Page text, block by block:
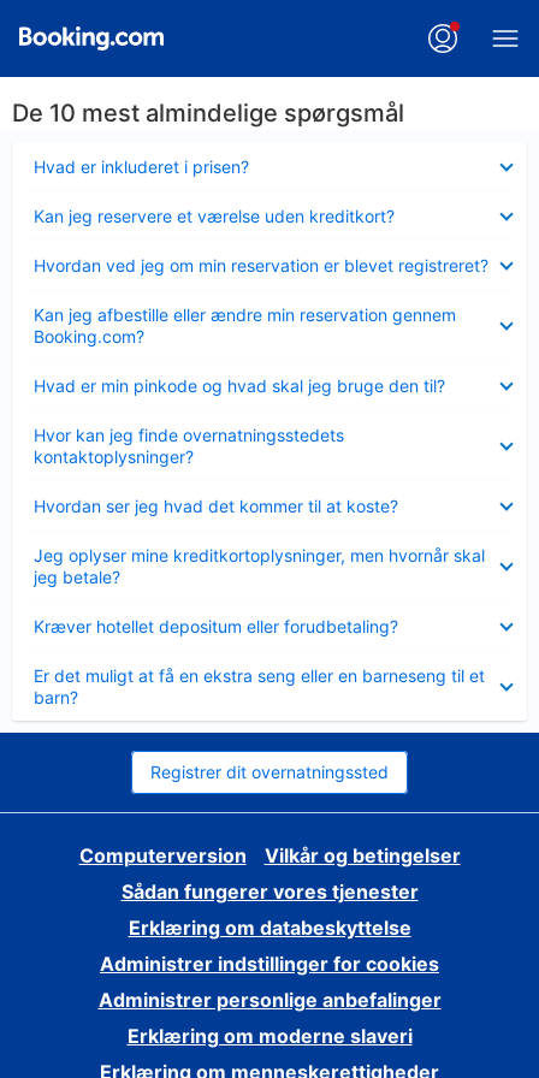
De 10 mest almindelige spørgsmål
Hvad er inkluderet i prisen?
Kan jeg reservere et værelse uden kreditkort?
Hvordan ved jeg om min reservation er blevet registreret?
Kan jeg afbestille eller ændre min reservation gennem
Booking.com?
Hvad er min pinkode og hvad skal jeg bruge den til?
Hvor kan jeg finde overnatningsstedets
kontaktoplysninger?
Hvordan ser jeg hvad det kommer til at koste?
Jeg oplyser mine kreditkortoplysninger, men hvornår skal
jeg betale?
Kræver hotellet depositum eller forudbetaling?
Er det muligt at få en ekstra seng eller en barneseng til et
barn?
Registrer dit overnatningssted
Computerversion
Vilkår og betingelser
Sådan fungerer vores tjenester
Erklæring om databeskyttelse
Administrer indstillinger for cookies
Administrer personlige anbefalinger
Erklæring om moderne slaveri
Erklæring om menneskerettigheder